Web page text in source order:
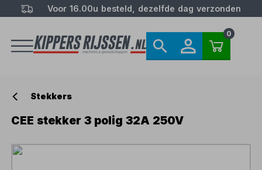
Voor 16.00u besteld, dezelfde dag verzonden
0
Stekkers
CEE stekker 3 polig 32A 250V